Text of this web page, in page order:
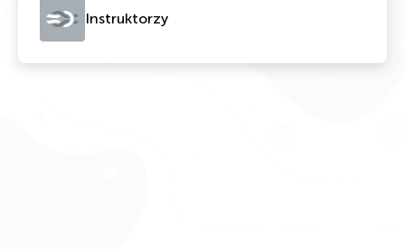
Instruktorzy